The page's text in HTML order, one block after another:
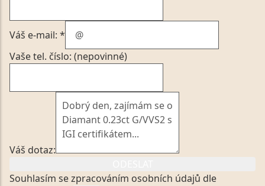
Váš e-mail: *
Vaše tel. číslo: (nepovinné)
Váš dotaz:
Souhlasím se zpracováním osobních údajů dle